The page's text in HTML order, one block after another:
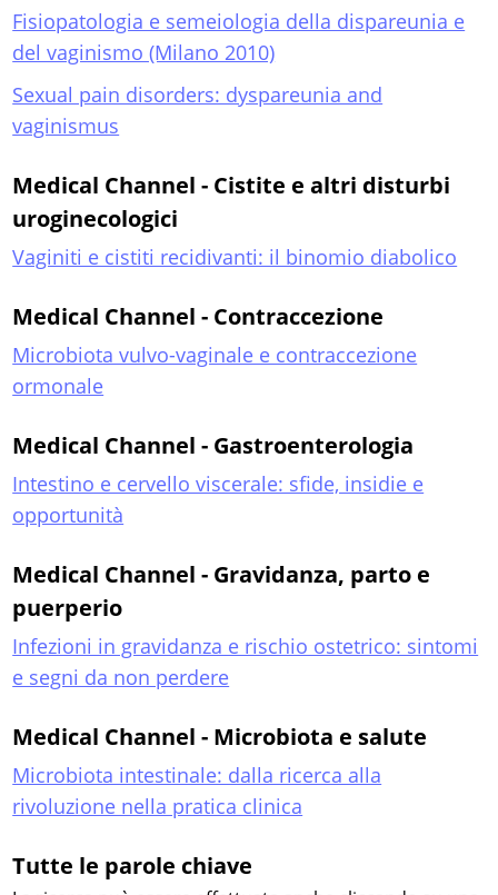
Fisiopatologia e semeiologia della dispareunia e
del vaginismo (Milano 2010)
Sexual pain disorders: dyspareunia and
vaginismus
Medical Channel - Cistite e altri disturbi
uroginecologici
Vaginiti e cistiti recidivanti: il binomio diabolico
Medical Channel - Contraccezione
Microbiota vulvo-vaginale e contraccezione
ormonale
Medical Channel - Gastroenterologia
Intestino e cervello viscerale: sfide, insidie e
opportunità
Medical Channel - Gravidanza, parto e
puerperio
Infezioni in gravidanza e rischio ostetrico: sintomi
e segni da non perdere
Medical Channel - Microbiota e salute
Microbiota intestinale: dalla ricerca alla
rivoluzione nella pratica clinica
Tutte le parole chiave